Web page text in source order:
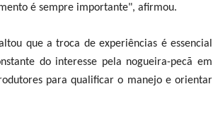
é sempre importante", afirmou.
que a troca de experiências é essencial
do interesse pela nogueira-pecã em
para qualificar o manejo e orientar